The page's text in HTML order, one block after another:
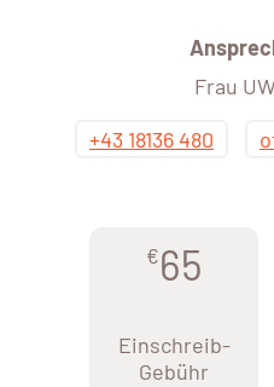
Frau
+43 18136 480
€65
Einschreib-
Gebühr